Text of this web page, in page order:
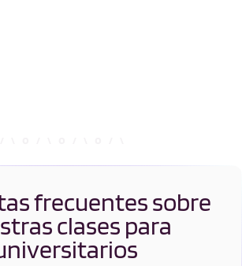
frecuentes sobre
clases para